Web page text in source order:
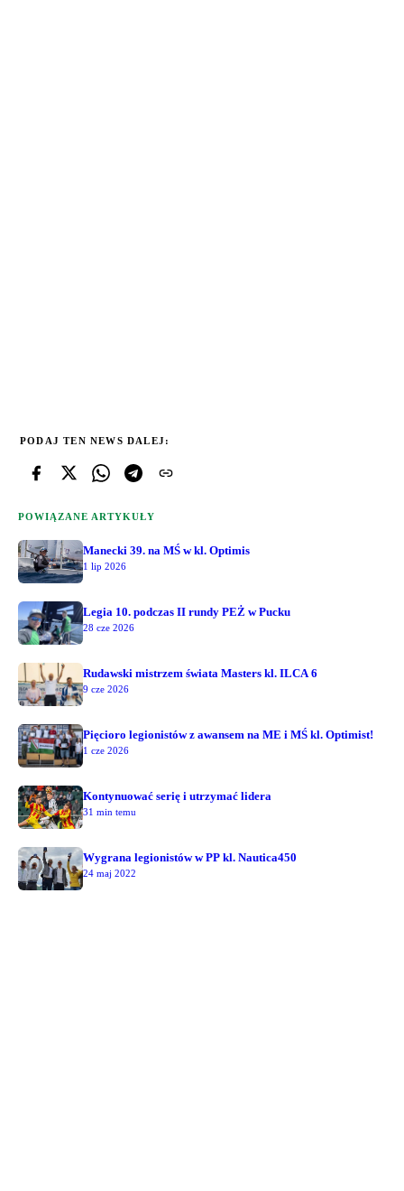
PODAJ TEN NEWS DALEJ:
POWIĄZANE ARTYKUŁY
Manecki 39. na MŚ w kl. Optimis
1 lip 2026
Legia 10. podczas II rundy PEŻ w Pucku
28 cze 2026
Rudawski mistrzem świata Masters kl. ILCA 6
9 cze 2026
Pięcioro legionistów z awansem na ME i MŚ kl. Optimist!
1 cze 2026
Kontynuować serię i utrzymać lidera
31 min temu
Wygrana legionistów w PP kl. Nautica450
24 maj 2022